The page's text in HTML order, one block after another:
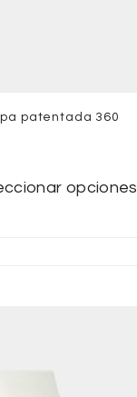
patentada 360
opciones